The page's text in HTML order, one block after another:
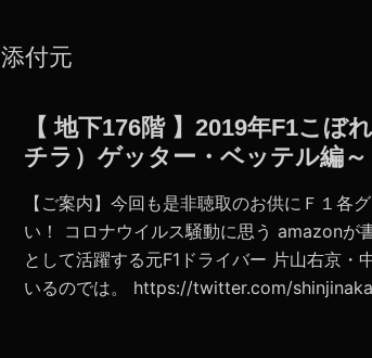
添付元
【 地下176階 】2019年F1こ
チラ）ゲッター・ベッテル編～
【ご案内】今回も是非聴取のお供にＦ１各
い！ コロナウイルス騒動に思う amazonが
として活躍する元F1ドライバー 片山右京
いるのでは。 https://twitter.com/